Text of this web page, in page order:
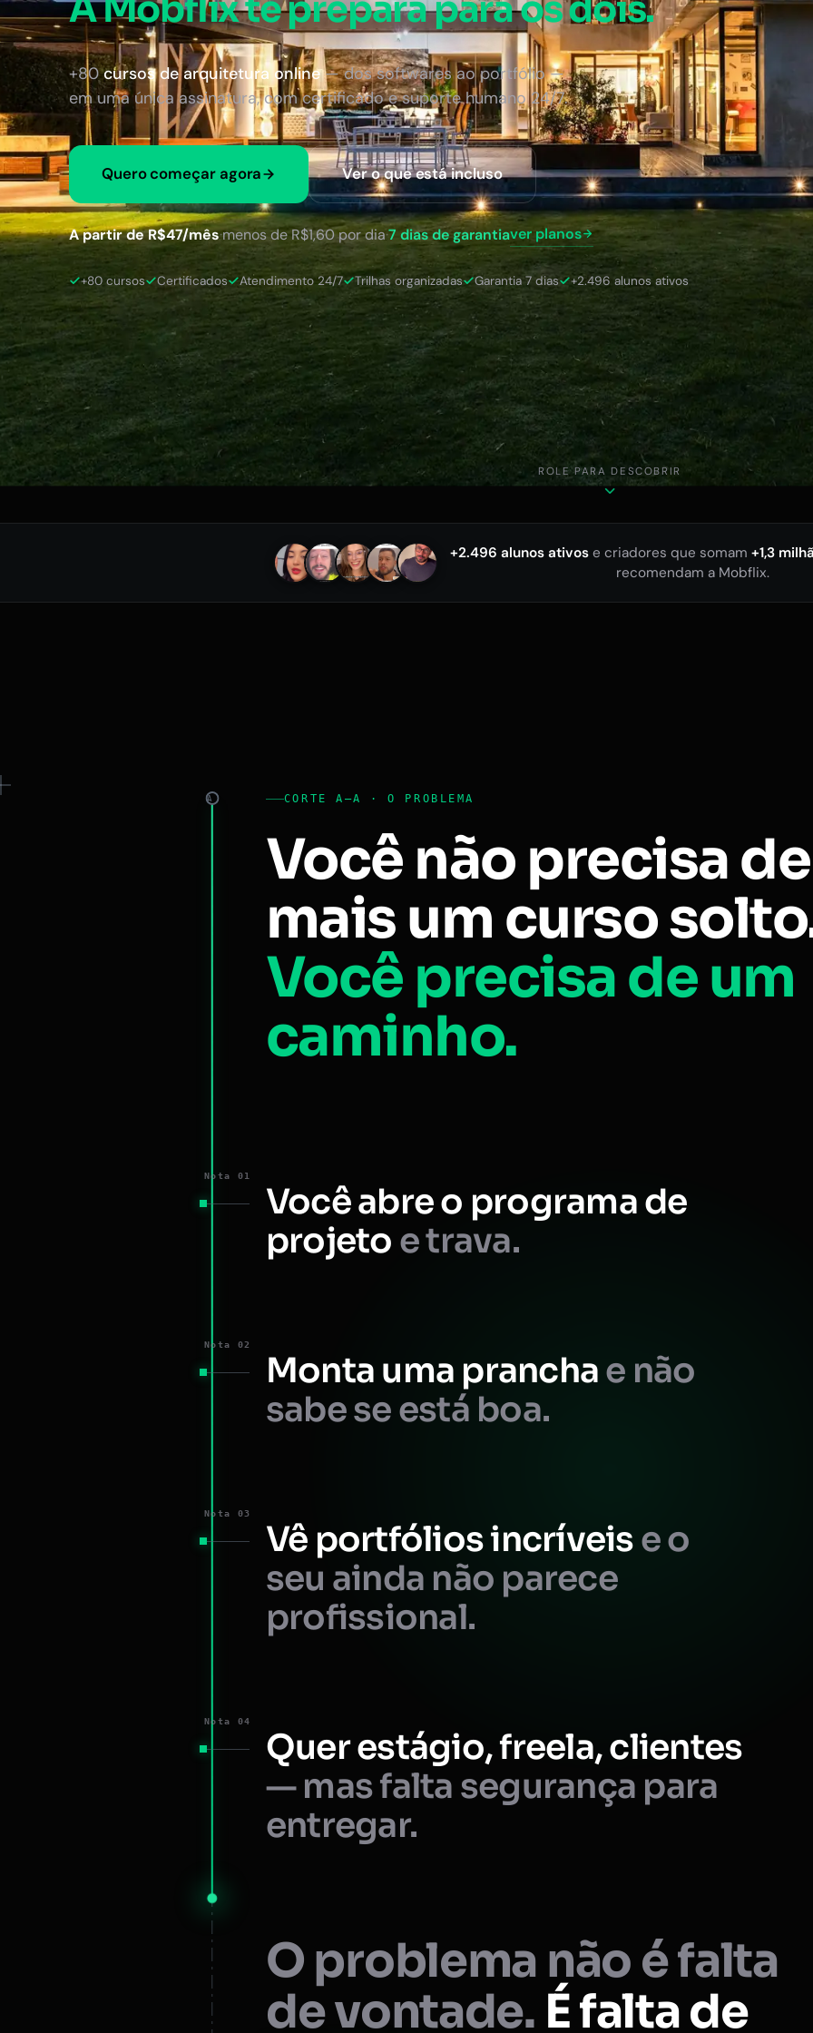
+80cursos de arquitetura online— dos softwares ao portfólio —
em uma única assinatura, com certificado e suporte humano 24/7.
Quero começar agora Ver o que está incluso
A partir de R$47/mês·menos de R$1,60 por dia·7 dias de garantiaver planos
+80 cursos Certificados Atendimento 24/7 Trilhas organizadas Garantia 7 dias +2.496 alunos ativos
ROLE PARA DESCOBRIR
+2.496 alunos ativose criadores que somam +1,3
recomendam a Mobflix.
A CORTE A–A · O PROBLEMA
Você não precisa de
mais um curso
Você precisa de um
caminho.
Nota 01
Você abre o programa de
projeto e trava.
Nota 02
Monta uma pranchae não
sabe se está boa.
Nota 03
Vê portfólios incríveise o
seu ainda não parece
profissional.
Nota 04
Quer estágio, freela, clientes
— mas falta segurança para
entregar.
O problema não é falta
de vontade. É falta de